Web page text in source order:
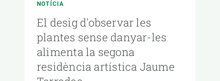
NOTÍCIA
El desig d'observar les
plantes sense danyar-les
alimenta la segona
residència artística Jaume